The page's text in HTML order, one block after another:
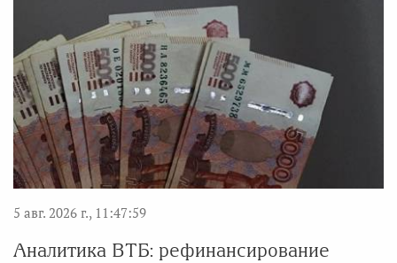
5 авг. 2026 г., 11:47:59
Аналитика ВТБ: рефинансирование